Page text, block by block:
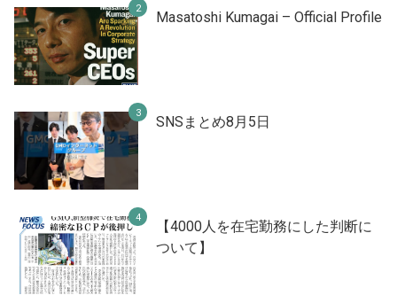
Masatoshi Kumagai – Official Profile
SNSまとめ8月5日
【4000人を在宅勤務にした判断に
ついて】